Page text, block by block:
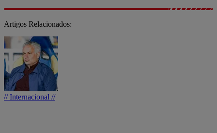
Artigos Relacionados:
// Internacional //